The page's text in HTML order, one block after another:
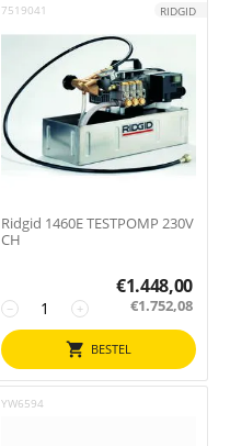
7519041 RIDGID
Ridgid 1460E TESTPOMP 230V
CH
+
−
€1.448,00
€1.752,08
BESTEL
YW6594